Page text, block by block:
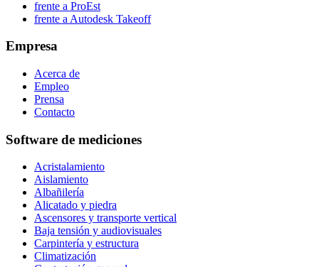
frente a ProEst
frente a Autodesk Takeoff
Empresa
Acerca de
Empleo
Prensa
Contacto
Software de mediciones
Acristalamiento
Aislamiento
Albañilería
Alicatado y piedra
Ascensores y transporte vertical
Baja tensión y audiovisuales
Carpintería y estructura
Climatización